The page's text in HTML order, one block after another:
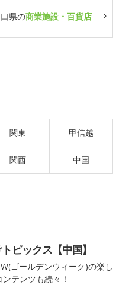
県の商業施設・百貨店
関東 甲信越
関西 中国
ピックス【中国】
ゴールデンウィーク)の楽し
テンツも続々！